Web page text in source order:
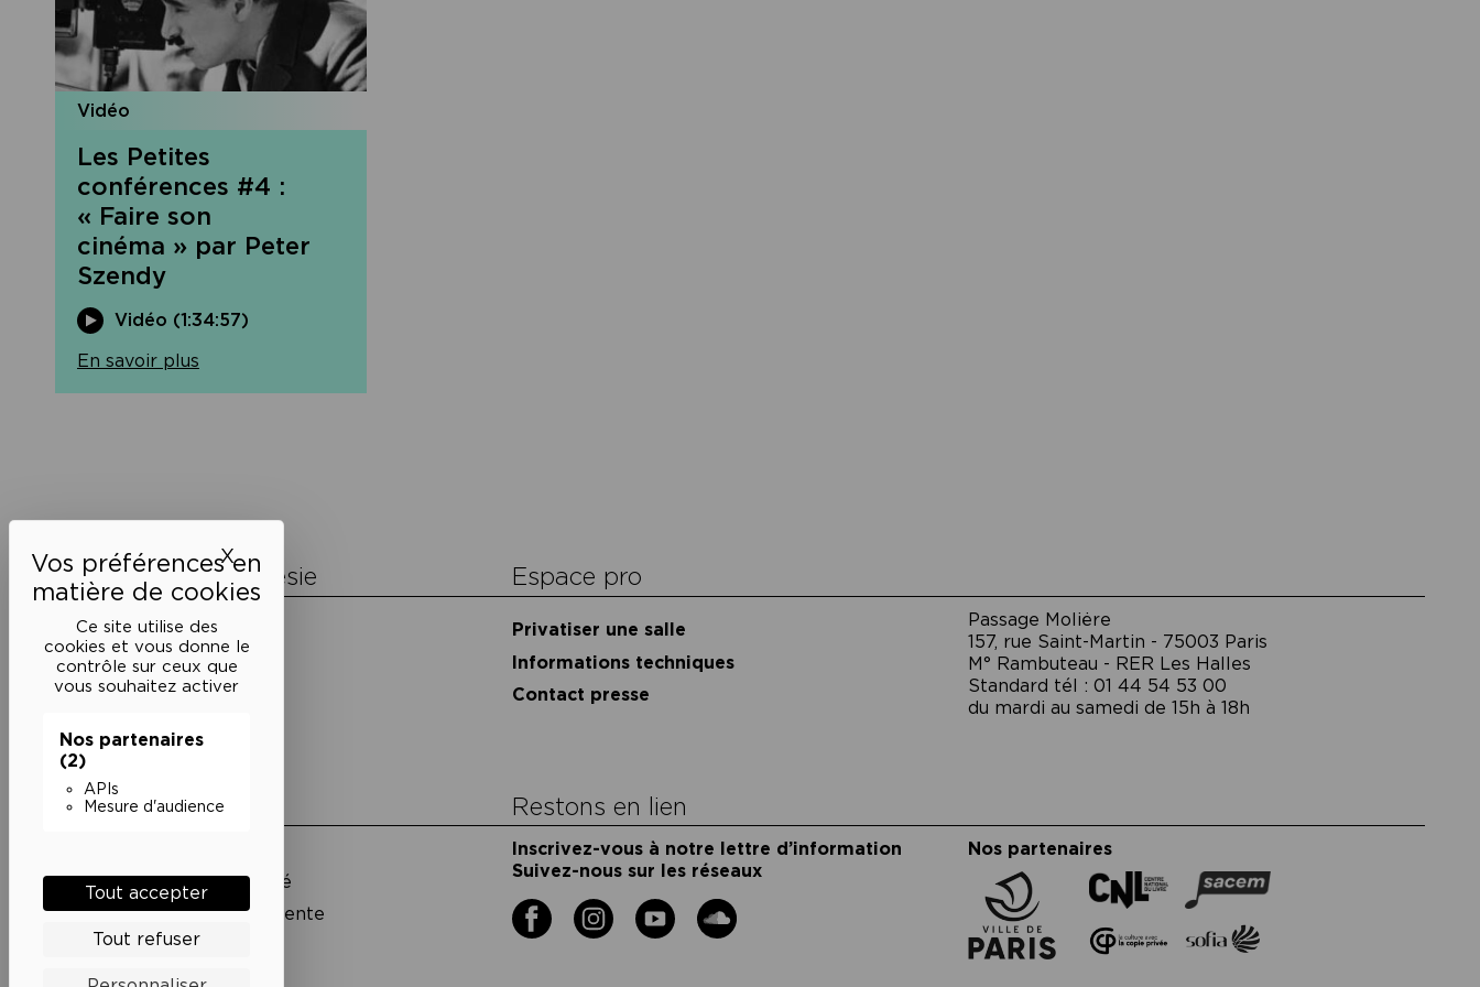
Ce site utilise des
cookies et vous donne le
contrôle sur ceux que
vous souhaitez activer
Nos partenaires
(2)
APIs
Mesure d'audience
Tout accepter
Tout refuser
XMasquer le bandeau des cookies
Vidéo
Les Petites
conférences #4 :
« Faire son
cinéma » par Peter
Szendy
Vidéo (1:34:57)
En savoir plus
l’article
La Maison de la Poésie
Découvrir
En photos
Historique
Nos partenaires
Espace pro
Privatiser une salle
Informations techniques
Contact presse
Passage Moliėre
157, rue Saint-Martin - 75003 Paris
M° Rambuteau - RER Les Halles
Standard tél : 01 44 54 53 00
du mardi au samedi de 15h à 18h
Liens utiles
Politique de confidentialité
Conditions générales de vente
Cookies
Restons en lien
Inscrivez-vous à notre lettre d’information
Suivez-nous sur les réseaux
Nos partenaires